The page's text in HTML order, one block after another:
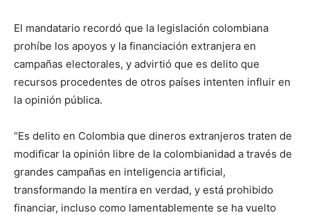
El mandatario recordó que la legislación colombiana
prohíbe los apoyos y la financiación extranjera en
campañas electorales, y advirtió que es delito que
recursos procedentes de otros países intenten influir en
la opinión pública.
“Es delito en Colombia que dineros extranjeros traten de
modificar la opinión libre de la colombianidad a través de
grandes campañas en inteligencia artificial,
transformando la mentira en verdad, y está prohibido
financiar, incluso como lamentablemente se ha vuelto